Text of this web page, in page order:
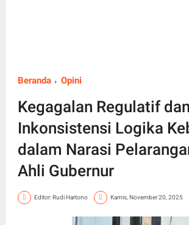
Beranda Opini
Kegagalan Regulatif dan
Inkonsistensi Logika
dalam Narasi
Ahli Gubernur
Editor: Rudi Hartono Kamis, November 20, 2025